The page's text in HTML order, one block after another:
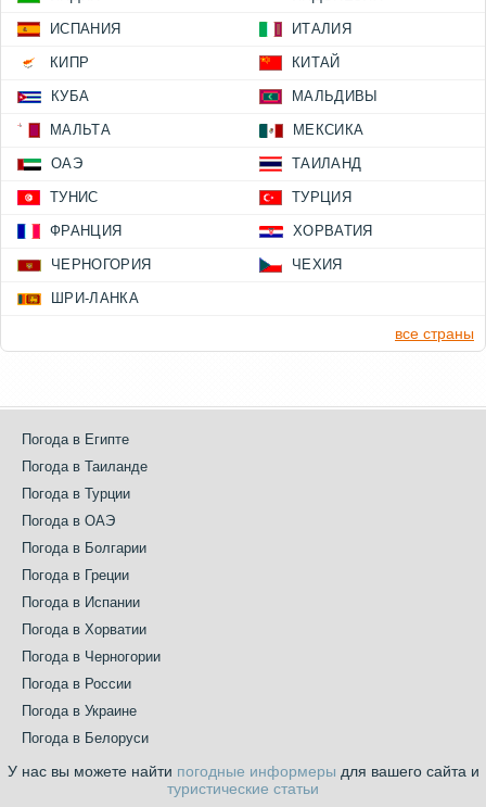
ИСПАНИЯ ИТАЛИЯ
КИПР КИТАЙ
КУБА МАЛЬДИВЫ
МАЛЬТА МЕКСИКА
ОАЭ ТАИЛАНД
ТУНИС ТУРЦИЯ
ФРАНЦИЯ ХОРВАТИЯ
ЧЕРНОГОРИЯ ЧЕХИЯ
ШРИ-ЛАНКА
все страны
Погода в Египте
Погода в Таиланде
Погода в Турции
Погода в ОАЭ
Погода в Болгарии
Погода в Греции
Погода в Испании
Погода в Хорватии
Погода в Черногории
Погода в России
Погода в Украине
Погода в Белоруси
У нас вы можете найти погодные информеры для вашего сайта и
туристические статьи